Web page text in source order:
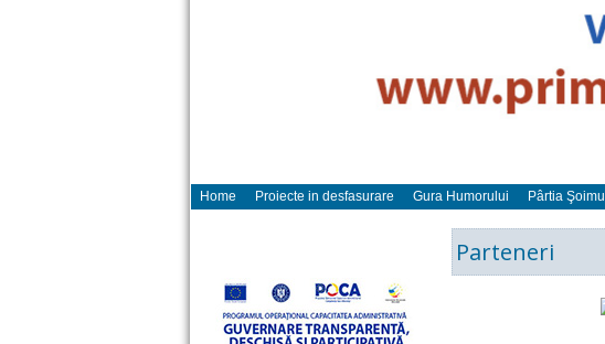
Home Proiecte in desfasurare Gura Humorului Pârtia Şoimul
Parteneri